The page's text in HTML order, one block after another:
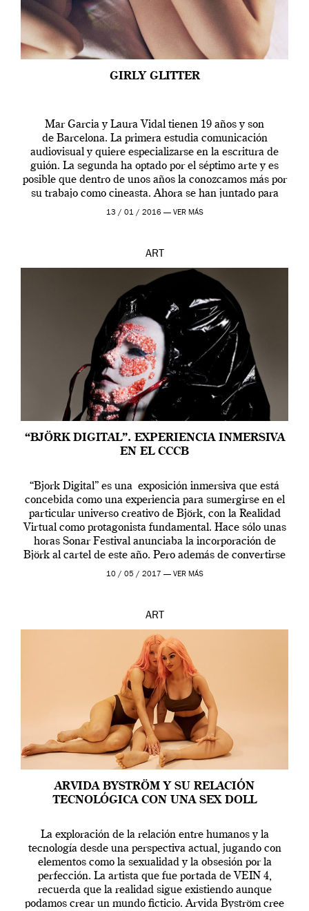
GIRLY GLITTER
Mar Garcia y Laura Vidal tienen 19 años y son
de Barcelona. La primera estudia comunicación
audiovisual y quiere especializarse en la escritura de
guión. La segunda ha optado por el séptimo arte y es
posible que dentro de unos años la conozcamos más por
su trabajo como cineasta. Ahora se han juntado para
contarnos una […]
13 / 01 / 2016 — VER MÁS
ART
“BJÖRK DIGITAL”. EXPERIENCIA INMERSIVA
EN EL CCCB
“Bjork Digital” es una exposición inmersiva que está
concebida como una experiencia para sumergirse en el
particular universo creativo de Björk, con la Realidad
Virtual como protagonista fundamental. Hace sólo unas
horas Sonar Festival anunciaba la incorporación de
Björk al cartel de este año. Pero además de convertirse
en una de las actuaciones más relevantes […]
10 / 05 / 2017 — VER MÁS
ART
ARVIDA BYSTRÖM Y SU RELACIÓN
TECNOLÓGICA CON UNA SEX DOLL
La exploración de la relación entre humanos y la
tecnología desde una perspectiva actual, jugando con
elementos como la sexualidad y la obsesión por la
perfección. La artista que fue portada de VEIN 4,
recuerda que la realidad sigue existiendo aunque
podamos crear un mundo ficticio. Arvida Byström cree